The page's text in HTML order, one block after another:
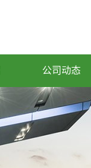
公司动态